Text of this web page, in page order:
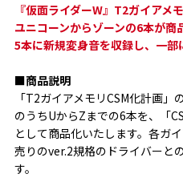
『仮面ライダーW』T2ガイアメ
ユニコーンからゾーンの6本が商
5本に新規変身音を収録し、一部
■商品説明
「T2ガイアメモリCSM化計画
のうちUからZまでの6本を、「
として商品化いたします。各ガ
売りのver.2規格のドライバーと
す。